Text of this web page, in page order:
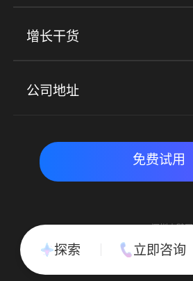
心理机构
实时私域带货 数字化运营
增长干货
公司地址
北京地址：北京市朝阳区朝外大街乙6
免费试用
Copyright © 2015-2018 深圳小鹅
All Rights Reserved. 粤ICP备
粤公网安备
探索 立即咨询